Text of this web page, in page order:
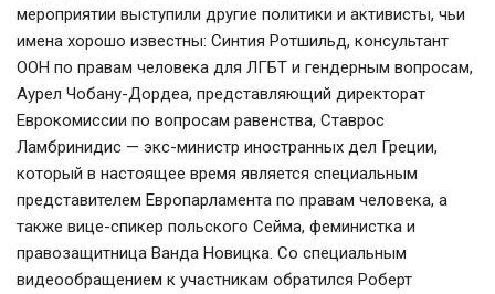
мероприятии выступили другие политики и активисты, чьи
имена хорошо известны: Синтия Ротшильд, консультант
ООН по правам человека для ЛГБТ и гендерным вопросам,
Аурел Чобану-Дордеа, представляющий директорат
Еврокомиссии по вопросам равенства, Ставрос
Ламбринидис — экс-министр иностранных дел Греции,
который в настоящее время является специальным
представителем Европарламента по правам человека, а
также вице-спикер польского Сейма, феминистка и
правозащитница Ванда Новицка. Со специальным
видеообращением к участникам обратился Роберт